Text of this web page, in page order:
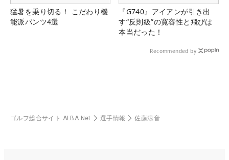
猛暑を乗り切る！ こだわり機
能派パンツ4選
『G740』アイアンが引き出
す“反則級”の寛容性と飛びは
本当だった！
Recommended by
ゴルフ総合サイト ALBA Net 選手情報 佐藤涼音